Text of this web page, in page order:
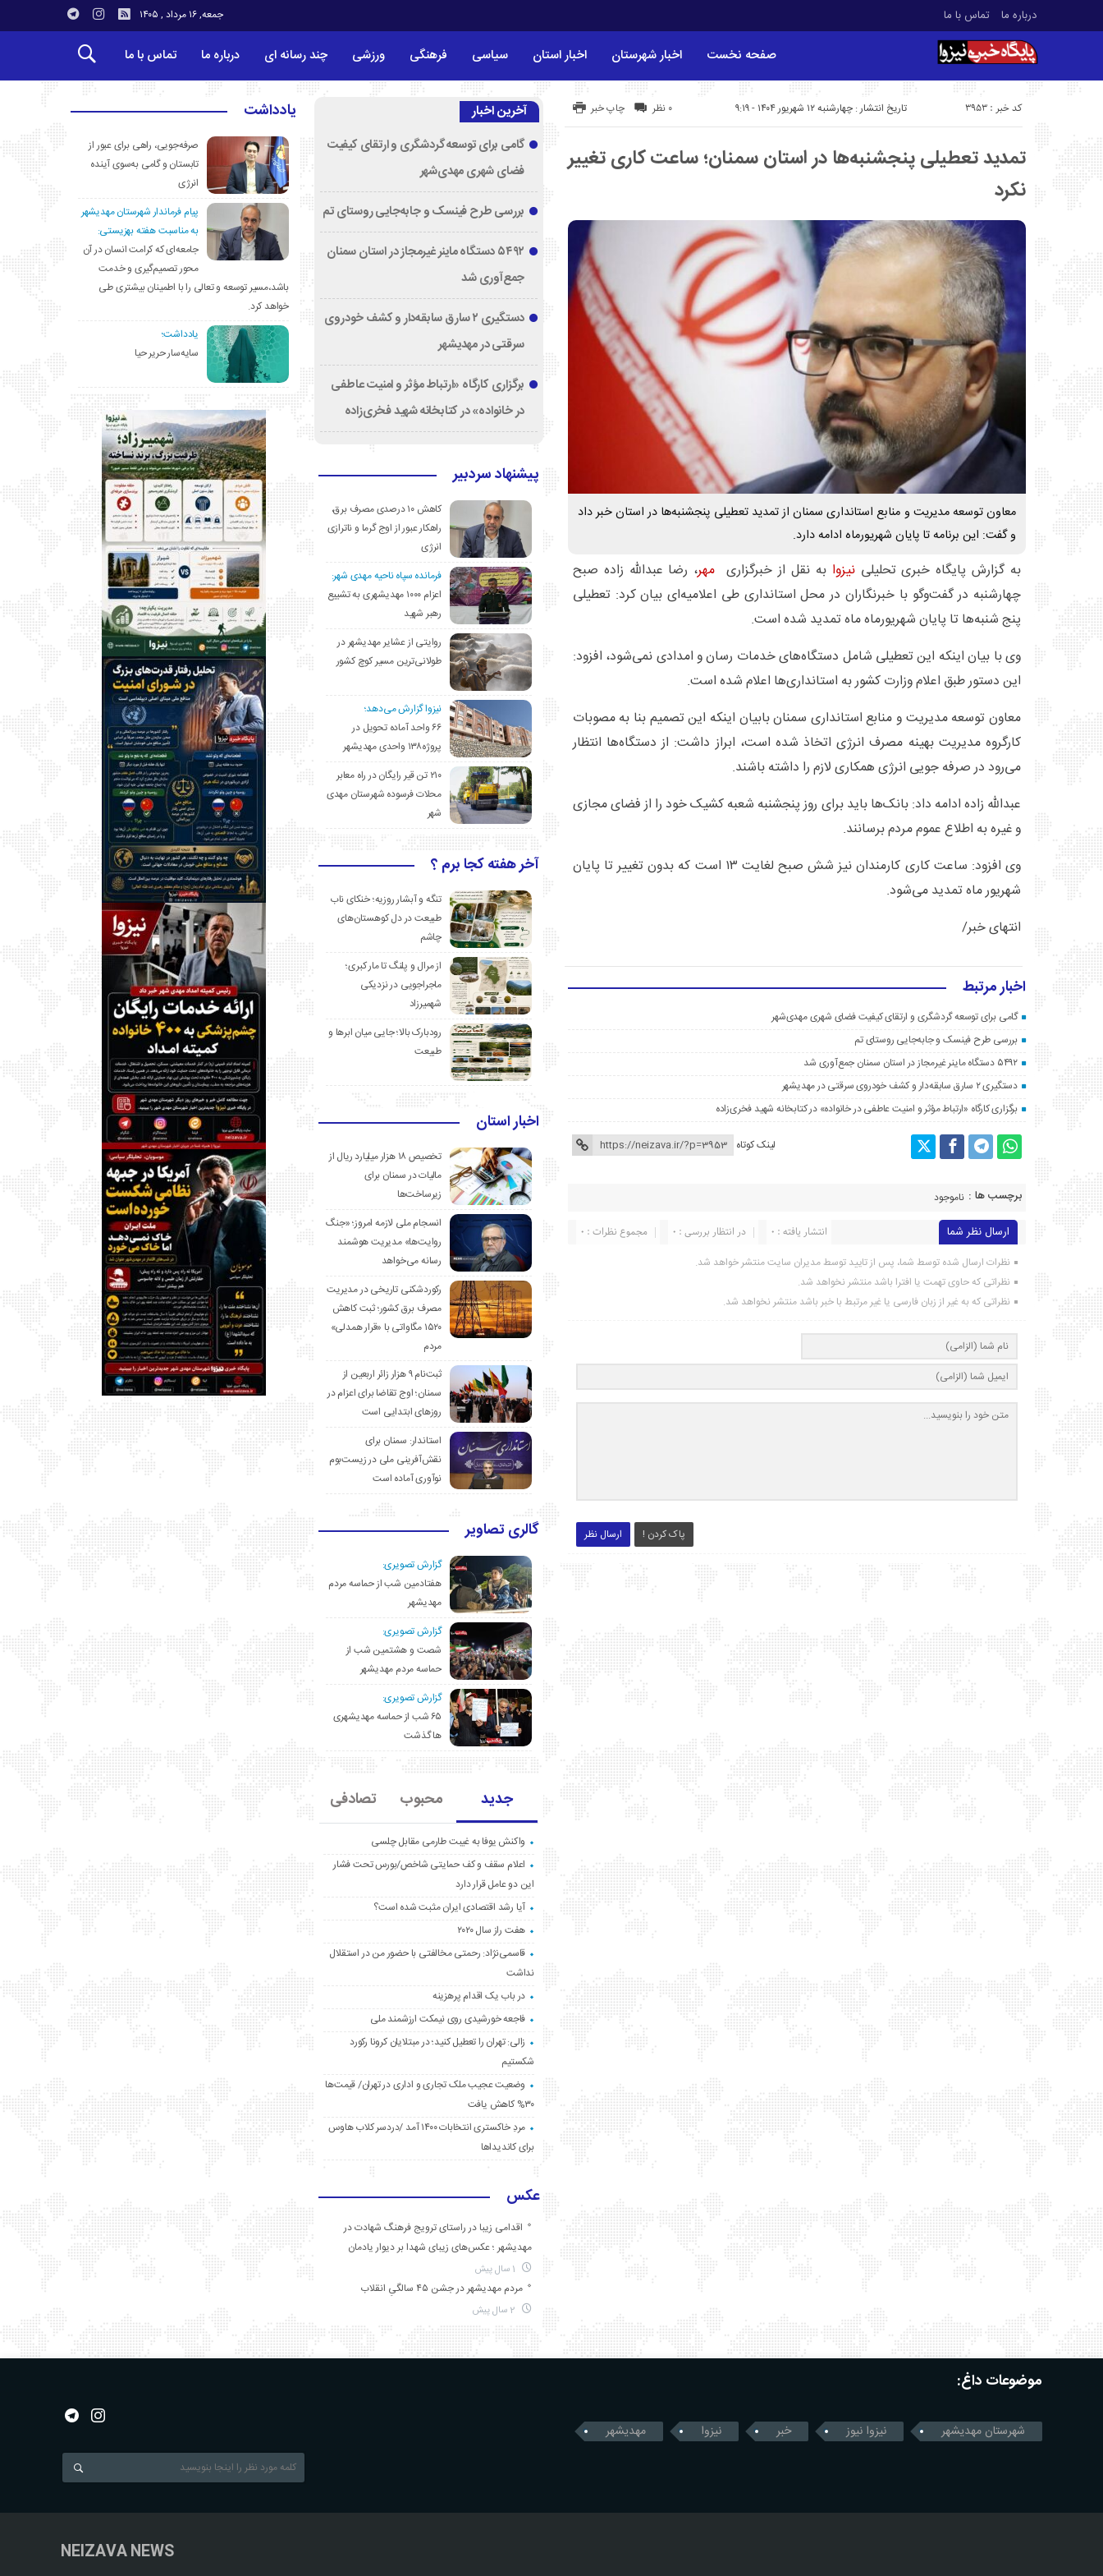
درباره ما تماس با ما جمعه, ۱۶ مرداد , ۱۴۰۵
صفحه نخست اخبار شهرستان اخبار استان سیاسی فرهنگی ورزشی چند رسانه ای درباره ما تماس با ما
تاریخ انتشار : چهارشنبه ۱۲ شهریور ۱۴۰۴ - ۹:۱۹ کد خبر : 3953 چاپ خبر ۰ نظر
تمدید تعطیلی پنجشنبه‌ها در استان سمنان؛ ساعت کاری تغییر
نکرد
معاون توسعه مدیریت و منابع استانداری سمنان از تمدید تعطیلی پنجشنبه‌ها در استان خبر داد
و گفت: این برنامه تا پایان شهریورماه ادامه دارد.
به گزارش پایگاه خبری تحلیلینیزوا به نقل از خبرگزاری مهر، رضا عبدالله زاده صبح
چهارشنبه در گفت‌وگو با خبرنگاران در محل استانداری طی اعلامیه‌ای بیان کرد: تعطیلی
پنج شنبه‌ها تا پایان شهریورماه ماه تمدید شده است.
وی با بیان اینکه این تعطیلی شامل دستگاه‌های خدمات رسان و امدادی نمی‌شود، افزود:
این دستور طبق اعلام وزارت کشور به استانداری‌ها اعلام شده است.
معاون توسعه مدیریت و منابع استانداری سمنان بابیان اینکه این تصمیم بنا به مصوبات
کارگروه مدیریت بهینه مصرف انرژی اتخاذ شده است، ابراز داشت: از دستگاه‌ها انتظار
می‌رود در صرفه جویی انرژی همکاری لازم را داشته باشند.
عبدالله زاده ادامه داد: بانک‌ها باید برای روز پنجشنبه شعبه کشیک خود را از فضای مجازی
و غیره به اطلاع عموم مردم برسانند.
وی افزود: ساعت کاری کارمندان نیز شش صبح لغایت ۱۳ است که بدون تغییر تا پایان
شهریور ماه تمدید می‌شود.
انتهای خبر/
اخبار مرتبط
گامی برای توسعه گردشگری و ارتقای کیفیت فضای شهری مهدی‌شهر
بررسی طرح فینسک و جابه‌جایی روستای تم
۵۴۹۲ دستگاه ماینر غیرمجاز در استان سمنان جمع‌آوری شد
دستگیری ۲ سارق سابقه‌دار و کشف خودروی سرقتی در مهدیشهر
برگزاری کارگاه «ارتباط مؤثر و امنیت عاطفی در خانواده» در کتابخانه شهید فخری‌زاده
لینک کوتاه
برچسب ها : ناموجود
ارسال نظر شما مجموع نظرات : 0 در انتظار بررسی : 0 انتشار یافته : ۰
نظرات ارسال شده توسط شما، پس از تایید توسط مدیران سایت منتشر خواهد شد.
نظراتی که حاوی تهمت یا افترا باشد منتشر نخواهد شد.
نظراتی که به غیر از زبان فارسی یا غیر مرتبط با خبر باشد منتشر نخواهد شد.
ارسال نظر پاک کردن !
آخرین اخبار
گامی برای توسعه گردشگری و ارتقای کیفیت
فضای شهری مهدی‌شهر
بررسی طرح فینسک و جابه‌جایی روستای تم
۵۴۹۲ دستگاه ماینر غیرمجاز در استان سمنان
جمع‌آوری شد
دستگیری ۲ سارق سابقه‌دار و کشف خودروی
سرقتی در مهدیشهر
برگزاری کارگاه «ارتباط مؤثر و امنیت عاطفی
در خانواده» در کتابخانه شهید فخری‌زاده
پیشنهاد سردبیر
کاهش ۱۰ درصدی مصرف برق،
راهکار عبور از اوج گرما و ناترازی
انرژی
فرمانده سپاه ناحیه مهدی شهر:
اعزام ۱۰۰۰ مهدیشهری به تشییع
رهبر شهید
روایتی از عشایر مهدیشهر در
طولانی‌ترین مسیر کوچ کشور
نیزوا گزارش می‌دهد؛
۶۶ واحد آماده تحویل در
پروژه۱۳۸ واحدی مهدیشهر
۲۱۰ تن قیر رایگان در راه معابر
محلات فرسوده شهرستان مهدی
شهر
آخر هفته کجا برم ؟
تنگه و آبشار روزیه؛ خنکای ناب
طبیعت در دل کوهستان‌های
چاشم
از مرال و پلنگ تا مار کبری؛
ماجراجویی در نزدیکی
شهمیرزاد
رودبارک بالا؛ جایی میان ابرها و
طبیعت
اخبار استان
تخصیص ۱۸ هزار میلیارد ریال از
مالیات در سمنان برای
زیرساخت‌ها
انسجام ملی لازمه امروز؛ «جنگ
روایت‌ها» مدیریت هوشمند
رسانه می‌خواهد
رکوردشکنی تاریخی در مدیریت
مصرف برق کشور؛ ثبت کاهش
۱۵۲۰ مگاواتی با «قرار همدلی»
مردم
ثبت‌نام ۹ هزار زائر اربعین از
سمنان؛ اوج تقاضا برای اعزام در
روزهای ابتدایی است
استاندار: سمنان برای
نقش‌آفرینی ملی در زیست‌بوم
نوآوری آماده است
گالری تصاویر
گزارش تصویری:
هفتادمین شب از حماسه مردم
مهدیشهر
گزارش تصویری:
شصت و هشتمین شب از
حماسه مردم مهدیشهر
گزارش تصویری:
۶۵ شب از حماسه مهدیشهری
ها گذشت
جدید محبوب تصادفی
واکنش یوفا به غیبت طارمی مقابل چلسی
اعلام سقف و کف حمایتی شاخص/بورس تحت فشار
این دو عامل قرار دارد
آیا رشد اقتصادی ایران مثبت شده است؟
هفت راز سال ۲۰۲۰
قاسمی‌نژاد: رحمتی مخالفتی با حضور من در استقلال
نداشت
در باب یک اقدام پرهزینه
فاجعه خورشیدی روی نیمکت ارزشمند ملی
زالی: تهران را تعطیل کنید؛ در مبتلایان کرونا رکورد
شکستیم
وضعیت عجیب ملک تجاری و اداری در تهران/ قیمت‌ها
۳۰% کاهش یافت
مردِ خاکستری انتخابات ۱۴۰۰ آمد /دردسر کلاب هاوس
برای کاندیداها
عکس
اقدامی زیبا در راستای ترویج فرهنگ شهادت در
مهدیشهر ؛ عکس‌های زیبای شهدا بر دیوار یادمان
مردم مهدیشهر در جشن ۴۵ سالگیِ انقلاب
یادداشت
صرفه‌جویی، راهی برای عبور از
تابستان و گامی به‌سوی آینده
انرژی
پیام فرماندار شهرستان مهدیشهر
به مناسبت هفته بهزیستی:
جامعه‌ای که کرامت انسان در آن
محور تصمیم‌گیری و خدمت
باشد،مسیر توسعه و تعالی را با اطمینان بیشتری طی
خواهد کرد.
یادداشت؛
سایه‌سار حریر حیا
موضوعات داغ:
شهرستان مهدیشهر نیزوا نیوز خبر نیزوا مهدیشهر
NEIZAVA NEWS